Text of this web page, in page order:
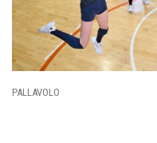
PALLAVOLO